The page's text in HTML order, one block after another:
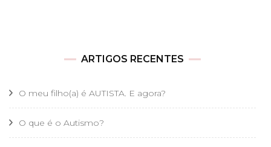
ARTIGOS RECENTES
O meu filho(a) é AUTISTA. E agora?
O que é o Autismo?